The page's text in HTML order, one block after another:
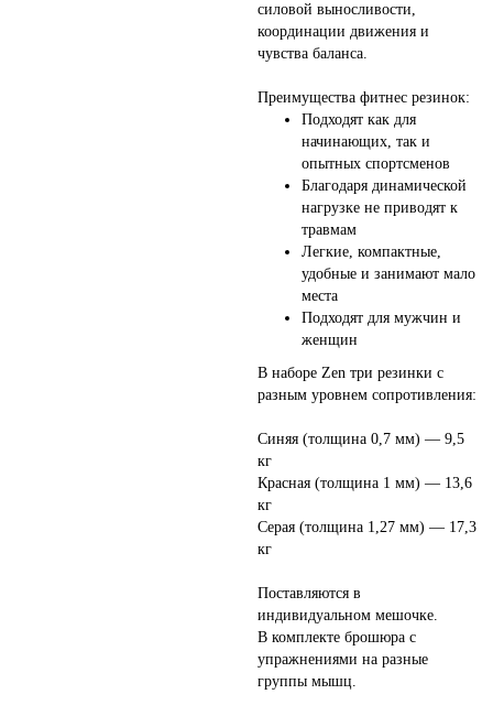
силовой выносливости,
координации движения и
чувства баланса.
Преимущества фитнес резинок:
Подходят как для
начинающих, так и
опытных спортсменов
Благодаря динамической
нагрузке не приводят к
травмам
Легкие, компактные,
удобные и занимают мало
места
Подходят для мужчин и
женщин
В наборе Zen три резинки с
разным уровнем сопротивления:
Синяя (толщина 0,7 мм) — 9,5
кг
Красная (толщина 1 мм) — 13,6
кг
Серая (толщина 1,27 мм) — 17,3
кг
Поставляются в
индивидуальном мешочке.
В комплекте брошюра с
упражнениями на разные
группы мышц.